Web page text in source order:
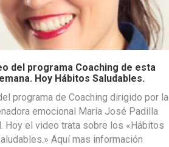
del programa Coaching de esta
Hoy Hábitos Saludables.
programa de Coaching dirigido por la
emocional María José Padilla
Hoy el video trata sobre los «Hábitos
Aquí mas información